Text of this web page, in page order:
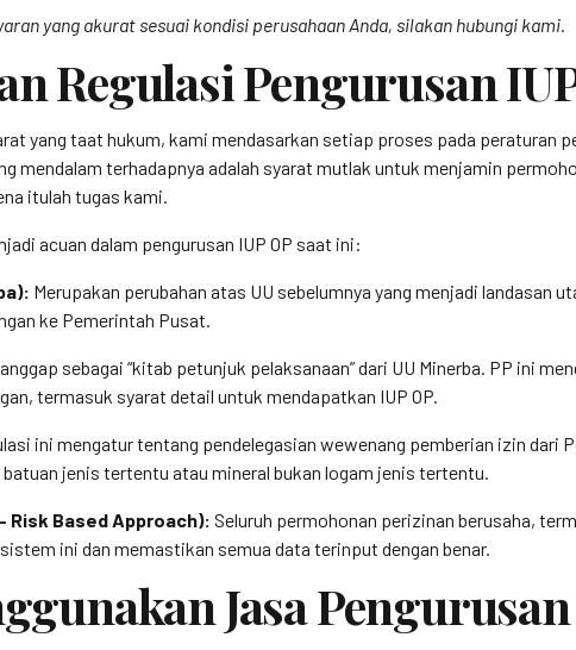
yang akurat sesuai kondisi perusahaan Anda, silakan hubungi kami.
Regulasi Pengurusan
yang taat hukum, kami mendasarkan setiap proses pada peraturan
mendalam terhadapnya adalah syarat mutlak untuk menjamin
itulah tugas kami.
acuan dalam pengurusan IUP OP saat ini:
Merupakan perubahan atas UU sebelumnya yang menjadi landasan
ke Pemerintah Pusat.
sebagai “kitab petunjuk pelaksanaan” dari UU Minerba. PP ini
termasuk syarat detail untuk mendapatkan IUP OP.
ini mengatur tentang pendelegasian wewenang pemberian izin dari
jenis tertentu atau mineral bukan logam jenis tertentu.
Risk Based Approach): Seluruh permohonan perizinan berusaha,
ini dan memastikan semua data terinput dengan benar.
Jasa